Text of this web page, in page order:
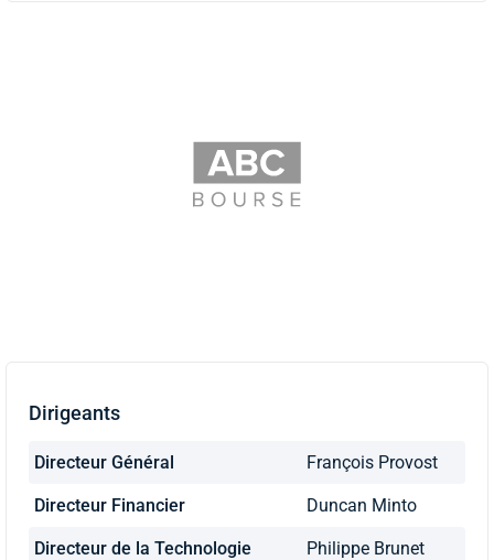
Dirigeants
Directeur Général François Provost
Directeur Financier Duncan Minto
Directeur de la Technologie Philippe Brunet